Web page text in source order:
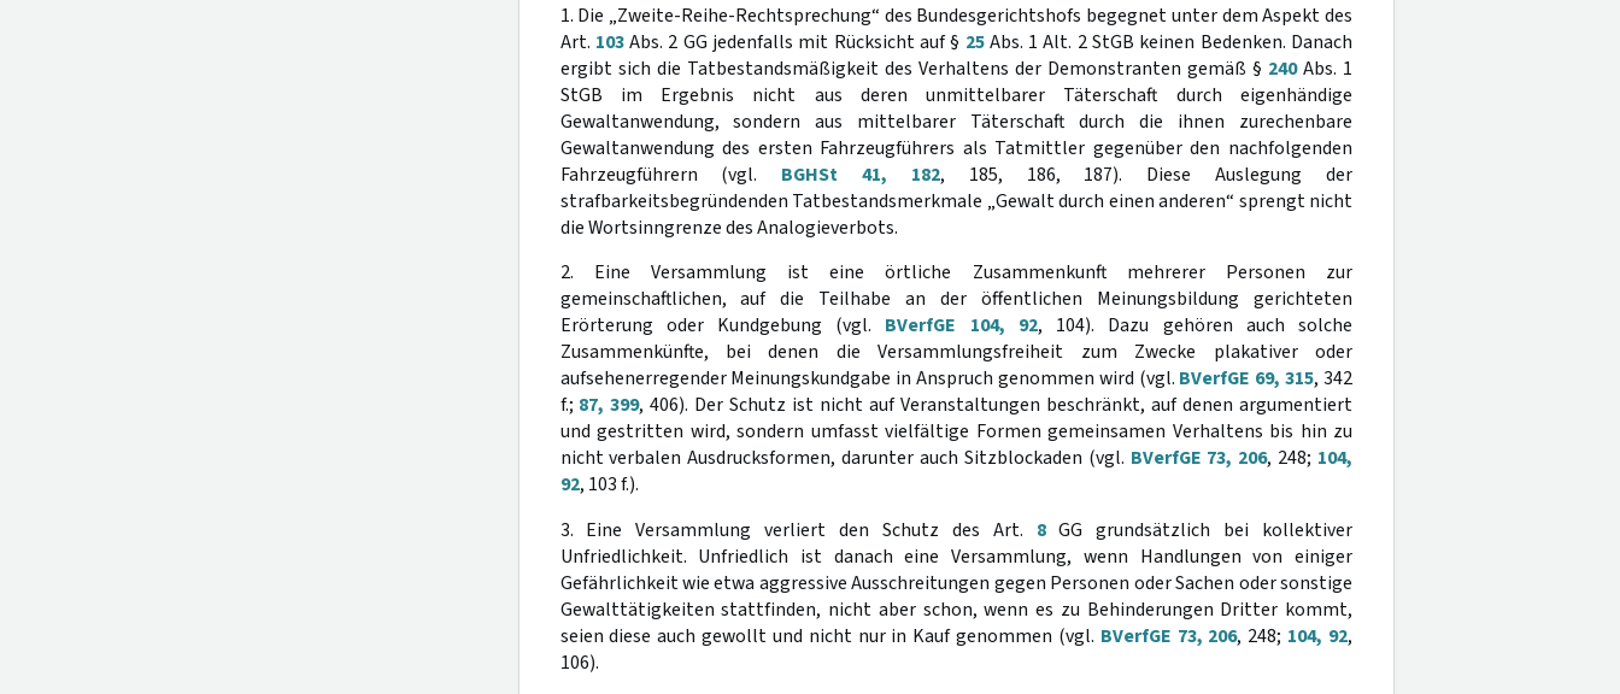
1. Die „Zweite-Reihe-Rechtsprechung“ des Bundesgerichtshofs begegnet unter dem Aspekt des
Art. 103Abs. 2 GG jedenfalls mit Rücksicht auf § 25Abs. 1 Alt. 2 StGB keinen Bedenken. Danach
ergibt sich die Tatbestandsmäßigkeit des Verhaltens der Demonstranten gemäß § 240Abs. 1
StGB im Ergebnis nicht aus deren unmittelbarer Täterschaft durch eigenhändige
Gewaltanwendung, sondern aus mittelbarer Täterschaft durch die ihnen zurechenbare
Gewaltanwendung des ersten Fahrzeugführers als Tatmittler gegenüber den nachfolgenden
Fahrzeugführern (vgl. BGHSt 41, 182, 185, 186, 187). Diese Auslegung der
strafbarkeitsbegründenden Tatbestandsmerkmale „Gewalt durch einen anderen“ sprengt nicht
die Wortsinngrenze des Analogieverbots.
2. Eine Versammlung ist eine örtliche Zusammenkunft mehrerer Personen zur
gemeinschaftlichen, auf die Teilhabe an der öffentlichen Meinungsbildung gerichteten
Erörterung oder Kundgebung (vgl. BVerfGE 104, 92, 104). Dazu gehören auch solche
Zusammenkünfte, bei denen die Versammlungsfreiheit zum Zwecke plakativer oder
aufsehenerregender Meinungskundgabe in Anspruch genommen wird (vgl. BVerfGE 69, 315, 342
f.; 87, 399, 406). Der Schutz ist nicht auf Veranstaltungen beschränkt, auf denen argumentiert
und gestritten wird, sondern umfasst vielfältige Formen gemeinsamen Verhaltens bis hin zu
nicht verbalen Ausdrucksformen, darunter auch Sitzblockaden (vgl. BVerfGE 73, 206, 248; 104,
92, 103 f.).
3. Eine Versammlung verliert den Schutz des Art. 8GG grundsätzlich bei kollektiver
Unfriedlichkeit. Unfriedlich ist danach eine Versammlung, wenn Handlungen von einiger
Gefährlichkeit wie etwa aggressive Ausschreitungen gegen Personen oder Sachen oder sonstige
Gewalttätigkeiten stattfinden, nicht aber schon, wenn es zu Behinderungen Dritter kommt,
seien diese auch gewollt und nicht nur in Kauf genommen (vgl. BVerfGE 73, 206, 248; 104, 92,
106).